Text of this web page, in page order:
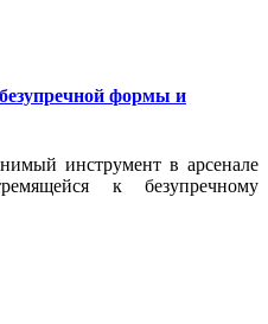
формы и
инструмент в арсенале
к безупречному